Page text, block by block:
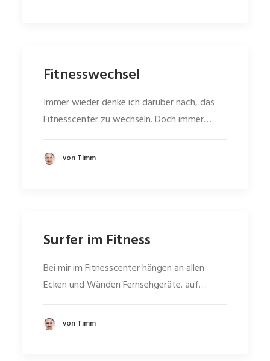
Fitnesswechsel
Immer wieder denke ich darüber nach, das
Fitnesscenter zu wechseln. Doch immer…
von Timm
Surfer im Fitness
Bei mir im Fitnesscenter hängen an allen
Ecken und Wänden Fernsehgeräte. auf…
von Timm